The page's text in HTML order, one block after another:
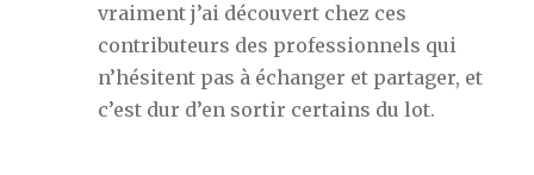
vraiment j’ai découvert chez ces
contributeurs des professionnels qui
n’hésitent pas à échanger et partager, et
c’est dur d’en sortir certains du lot.